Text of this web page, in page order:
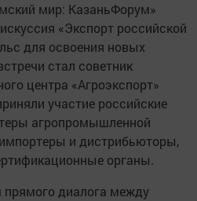
мир: КазаньФорум»
«Экспорт российской
для освоения новых
стал советник
центра «Агроэкспорт»
участие российские
агропромышленной
и дистрибьюторы,
органы.
диалога между